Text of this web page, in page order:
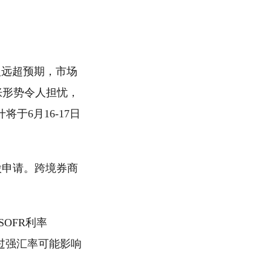
超预期，市场
势令人担忧，
于6月16-17日
请。跨境券商
利率
强汇率可能影响